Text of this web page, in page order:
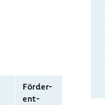
Förder­
ent­